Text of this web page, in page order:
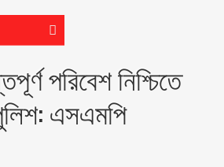
পরিবেশ নিশ্চিতে
এসএমপি